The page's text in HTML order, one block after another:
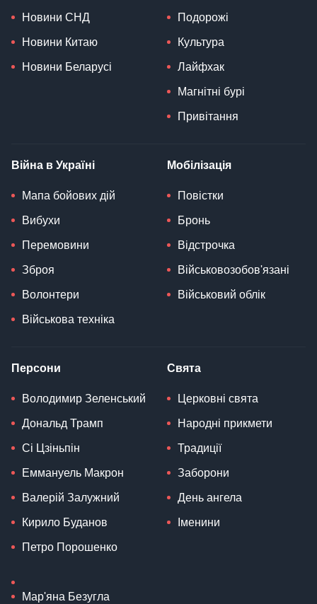
Новини СНД
Новини Китаю
Новини Беларусі
Подорожі
Культура
Лайфхак
Магнітні бурі
Привітання
Війна в Україні
Мапа бойових дій
Вибухи
Перемовини
Зброя
Волонтери
Військова техніка
Мобілізація
Повістки
Бронь
Відстрочка
Військовозобов'язані
Військовий облік
Персони
Володимир Зеленський
Дональд Трамп
Сі Цзіньпін
Еммануель Макрон
Валерій Залужний
Кирило Буданов
Петро Порошенко
Мар'яна Безугла
Свята
Церковні свята
Народні прикмети
Традиції
Заборони
День ангела
Іменини